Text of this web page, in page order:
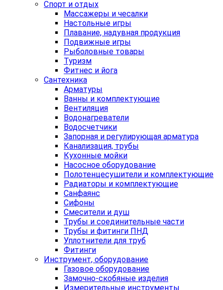
Спорт и отдых
Массажеры и чесалки
Настольные игры
Плавание, надувная продукция
Подвижные игры
Рыболовные товары
Туризм
Фитнес и йога
Сантехника
Арматуры
Ванны и комплектующие
Вентиляция
Водонагреватели
Водосчетчики
Запорная и регулирующая арматура
Канализация, трубы
Кухонные мойки
Насосное оборудование
Полотенцесушители и комплектующие
Радиаторы и комплектующие
Санфаянс
Сифоны
Смесители и душ
Трубы и соединительные части
Трубы и фитинги ПНД
Уплотнители для труб
Фитинги
Инструмент, оборудование
Газовое оборудование
Замочно-скобяные изделия
Измерительные инструменты